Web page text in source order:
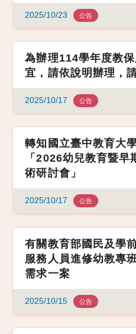
2025/10/23 公告
為辦理114學年度教
宜，請依說明辦理，請
2025/10/17 公告
轉知國立臺中教育大
「2026幼兒教育暨
術研討會」
2025/10/17 公告
有關教育部國民及學
服務人員進修幼教專
需求一案
2025/10/15 公告